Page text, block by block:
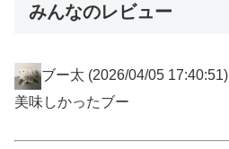
みんなのレビュー
ブー太 (2026/04/05 17:40:51)
美味しかったブー